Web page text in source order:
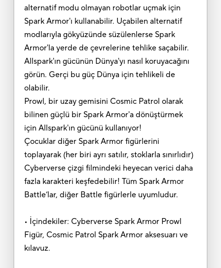
alternatif modu olmayan robotlar uçmak için
Spark Armor'ı kullanabilir. Uçabilen alternatif
modlarıyla gökyüzünde süzülenlerse Spark
Armor'la yerde de çevrelerine tehlike saçabilir.
Allspark'ın gücünün Dünya'yı nasıl koruyacağını
görün. Gerçi bu güç Dünya için tehlikeli de
olabilir.
Prowl, bir uzay gemisini Cosmic Patrol olarak
bilinen güçlü bir Spark Armor'a dönüştürmek
için Allspark'ın gücünü kullanıyor!
Çocuklar diğer Spark Armor figürlerini
toplayarak (her biri ayrı satılır, stoklarla sınırlıdır)
Cyberverse çizgi filmindeki heyecan verici daha
fazla karakteri keşfedebilir! Tüm Spark Armor
Battle’lar, diğer Battle figürlerle uyumludur.
• İçindekiler: Cyberverse Spark Armor Prowl
Figür, Cosmic Patrol Spark Armor aksesuarı ve
kılavuz.